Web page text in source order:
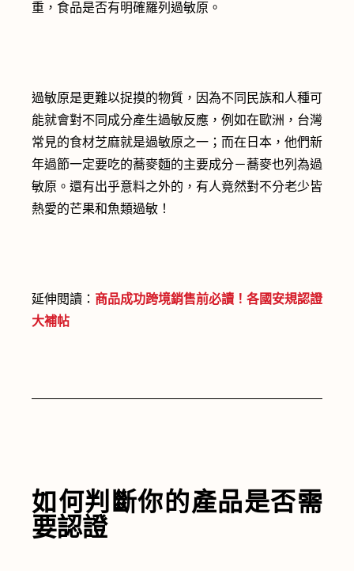
重，食品是否有明確羅列過敏原。
過敏原是更難以捉摸的物質，因為不同民族和人種可
能就會對不同成分產生過敏反應，例如在歐洲，台灣
常見的食材芝麻就是過敏原之一；而在日本，他們新
年過節一定要吃的蕎麥麵的主要成分－蕎麥也列為過
敏原。還有出乎意料之外的，有人竟然對不分老少皆
熱愛的芒果和魚類過敏！
延伸閱讀： 商品成功跨境銷售前必讀！各國安規認證
大補帖
如何判斷你的產品是否需
要認證